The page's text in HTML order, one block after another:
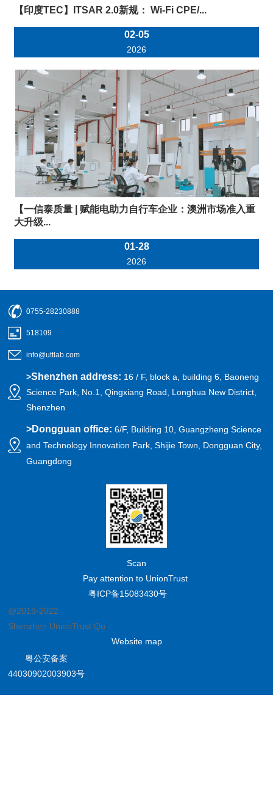
【印度TEC】ITSAR 2.0新规： Wi-Fi CPE/...
02-05
2026
【一信泰质量 | 赋能电助力自行车企业：澳洲市场准入重
大升级...
01-28
2026
0755-28230888
518109
info@uttlab.com
>Shenzhen address: 16 / F, block a, building 6, Baoneng
Science Park, No.1, Qingxiang Road, Longhua New District,
Shenzhen
>Dongguan office:6/F, Building 10, Guangzheng Science
and Technology Innovation Park, Shijie Town, Dongguan City,
Guangdong
Scan
Pay attention to UnionTrust
粤ICP备15083430号
@2019-2022
Shenzhen UnionTrust Quality and Technology Co., Ltd.
Website map
粤公安备案
44030902003903号